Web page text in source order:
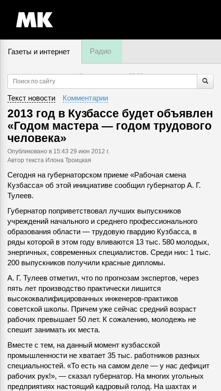
Газеты и интернет Радио
8 августа, пятница,03:26
Текст новости Комментарии
2013 год в Кузбассе будет объявлен
«Годом мастера — годом трудового
человека»
Опубликовано в 15:43 29 июн 2012 г.
Автор текста Илона Троицкая
Сегодня на губернаторском приеме «Рабочая смена
Кузбасса» об этой инициативе сообщил губернатор А. Г.
Тулеев.
Губернатор поприветствовал лучших выпускников
учреждений начального и среднего профессионального
образования области — трудовую гвардию Кузбасса, в
ряды которой в этом году вливаются 13 тыс. 580 молодых,
энергичных, современных специалистов. Среди них: 1 тыс.
200 выпускников получили красные дипломы.
А. Г. Тулеев отметил, что по прогнозам экспертов, через
пять лет производство практически лишится
высококвалифицированных инженеров-практиков
советской школы. Причем уже сейчас средний возраст
рабочих превышает 50 лет. К сожалению, молодежь не
спешит занимать их места.
Вместе с тем, на данный момент кузбасской
промышленности не хватает 35 тыс. работников разных
специальностей. «То есть на самом деле — у нас дефицит
рабочих рук!», — сказал губернатор. На многих угольных
предприятиях настоящий кадровый голод. На шахтах и